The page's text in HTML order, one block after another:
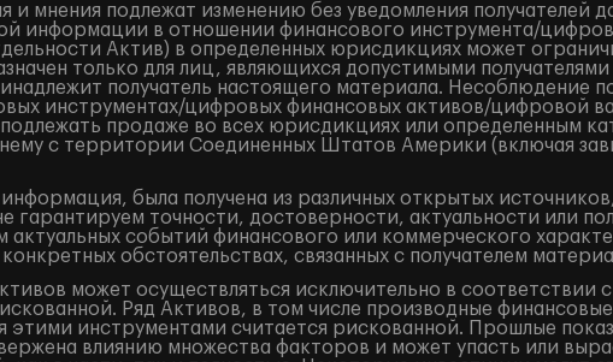
и мнения подлежат изменению без уведомления
информации в отношении финансового инструмента/
Актив) в определенных юрисдикциях может
только для лиц, являющихся допустимыми
получатель настоящего материала. Несоблюдение
инструментах/цифровых финансовых активов/цифровой
продаже во всех юрисдикциях или определенным
нему с территории Соединенных Штатов Америки (включая
была получена из различных открытых
гарантируем точности, достоверности, актуальности или
событий финансового или коммерческого
обстоятельствах, связанных с получателем
может осуществляться исключительно в
Ряд Активов, в том числе производные
этими инструментами считается рискованной. Прошлые
влиянию множества факторов и может упасть или